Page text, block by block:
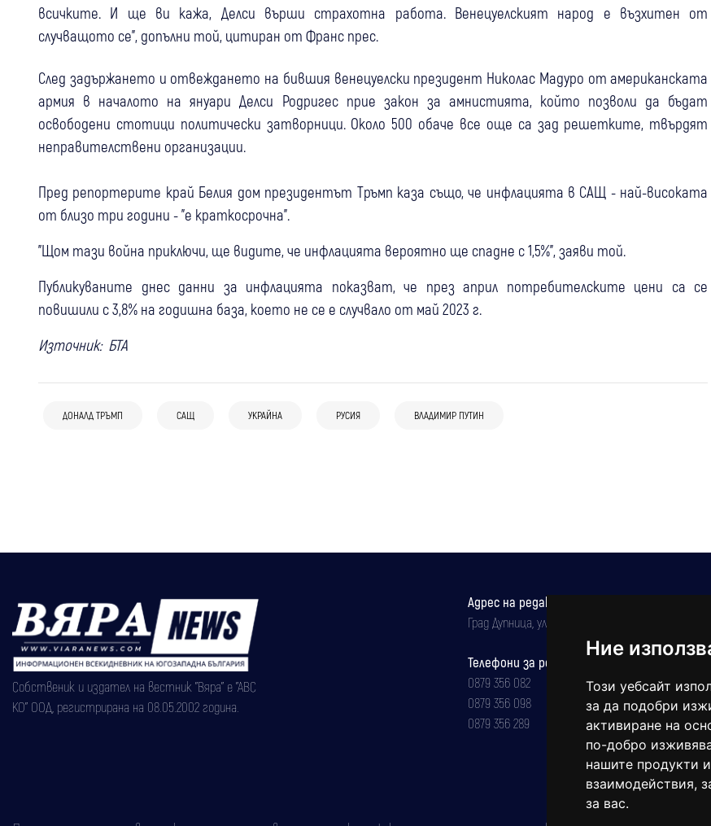
Ние
Този уебсайт
за да подобри
активиране на
по-добро
нашите продукти
взаимодействия,
за вас.
всичките. И ще ви кажа, Делси върши страхотна работа. Венецуелският народ е възхитен от
случващото се", допълни той, цитиран от Франс прес.
След задържането и отвеждането на бившия венецуелски президент Николас Мадуро от американската
армия в началото на януари Делси Родригес прие закон за амнистията, който позволи да бъдат
освободени стотици политически затворници. Около 500 обаче все още са зад решетките, твърдят
неправителствени организации.
Пред репортерите край Белия дом президентът Тръмп каза също, че инфлацията в САЩ - най-високата
от близо три години - "е краткосрочна".
"Щом тази война приключи, ще видите, че инфлацията вероятно ще спадне с 1,5%", заяви той.
Публикуваните днес данни за инфлацията показват, че през април потребителските цени са се
повишили с 3,8% на годишна база, което не се е случвало от май 2023 г.
Източник: БТА
ДОНАЛД ТРЪМП САЩ УКРАЙНА РУСИЯ ВЛАДИМИР ПУТИН
Йотова: Държавата трябва да
подпомогне производителите на
дронове и антидрон системи
умишлено България и посочи войната,
подобни инциденти
заради дрона, тя пък не била в
Костадинов: “Какъв е дронът –
Мирчев за дрона: Руска връзка би
Сенатът на САЩ одобри нов пакет
Собственик и издател на вестник "Вяра" е "АВС
КО" ООД, регистрирана на 08.05.2002 година.
Адрес на редакцията
Град Дупница, ул.''Христо Ботев" 43
Телефони за реклама и абонаменти
0879 356 082
0879 356 098
0879 356 289